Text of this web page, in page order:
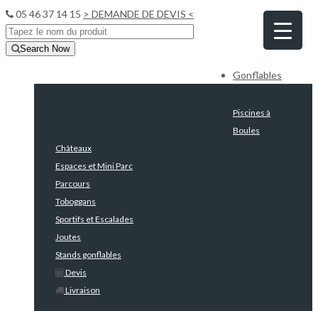
05 46 37 14 15 > DEMANDE DE DEVIS <
Search Now
Gonflables
Piscines à
Boules
Châteaux
Espaces et Mini Parc
Parcours
Toboggans
Sportifs et Escalades
Joutes
Stands gonflables
Devis
Livraison